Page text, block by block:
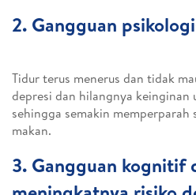
2. Gangguan
Tidur terus menerus dan tidak
depresi dan hilangnya keinginan
sehingga semakin memperparah
makan.
3. Gangguan kognitif